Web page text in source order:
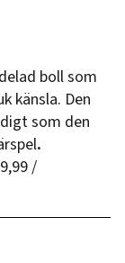
boll som
känsla. Den
som den
.‍
/